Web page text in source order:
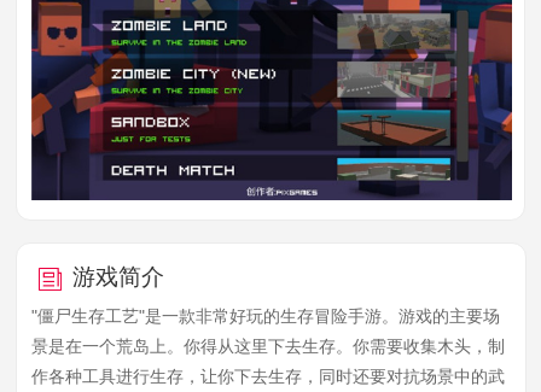
游戏简介
"僵尸生存工艺"是一款非常好玩的生存冒险手游。游戏的主要场
景是在一个荒岛上。你得从这里下去生存。你需要收集木头，制
作各种工具进行生存，让你下去生存，同时还要对抗场景中的武